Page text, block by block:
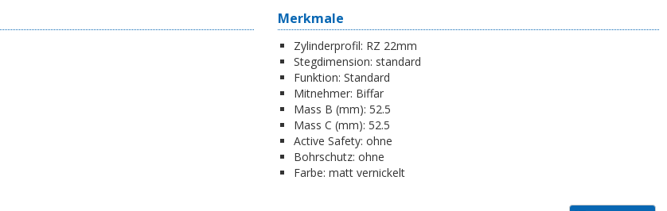
Merkmale
Zylinderprofil: RZ 22mm
Stegdimension: standard
Funktion: Standard
Mitnehmer: Biffar
Mass B (mm): 52.5
Mass C (mm): 52.5
Active Safety: ohne
Bohrschutz: ohne
Farbe: matt vernickelt